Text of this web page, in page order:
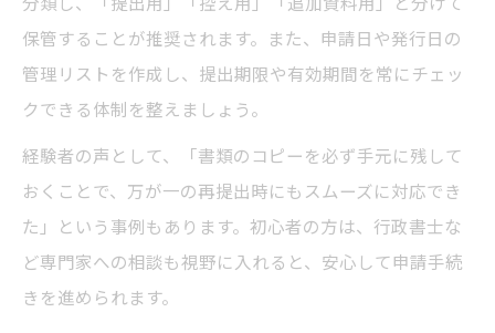
保管することが推奨されます。また、申請日や発行日の
管理リストを作成し、提出期限や有効期間を常にチェッ
クできる体制を整えましょう。
経験者の声として、「書類のコピーを必ず手元に残して
おくことで、万が一の再提出時にもスムーズに対応でき
た」という事例もあります。初心者の方は、行政書士な
ど専門家への相談も視野に入れると、安心して申請手続
きを進められます。